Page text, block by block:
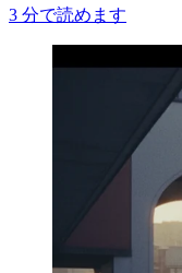
3 分で読めます